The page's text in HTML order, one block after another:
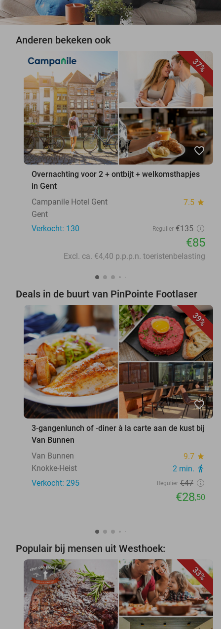
Anderen bekeken ook
37%
favorite_border
Overnachting voor 2 + ontbijt + welkomsthapjes
in Gent
Campanile Hotel Gent
7.5 star
Gent
Verkocht: 130
Regulier €135
€85
Excl. ca. €4,40 p.p.p.n. toeristenbelasting
Deals in de buurt van PinPointe Footlaser
39%
favorite_border
3-gangenlunch of -diner à la carte aan de kust bij
Van Bunnen
Van Bunnen
9.7 star
Knokke-Heist 2 min. directions_walk
Verkocht: 295 Regulier €47
€28,50
Populair bij mensen uit Westhoek:
33%